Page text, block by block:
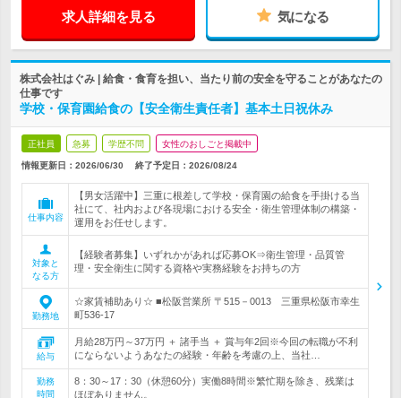
求人詳細を見る 気になる
株式会社はぐみ | 給食・食育を担い、当たり前の安全を守ることがあなたの
仕事です
学校・保育園給食の【安全衛生責任者】基本土日祝休み
正社員 急募 学歴不問 女性のおしごと掲載中
情報更新日：2026/06/30 終了予定日： 2026/08/24
仕事内容
【男女活躍中】三重に根差して学校・保育園の給食を手掛ける当
社にて、社内および各現場における安全・衛生管理体制の構築・
運用をお任せします。
対象と
なる方
【経験者募集】いずれかがあれば応募OK⇒衛生管理・品質管
理・安全衛生に関する資格や実務経験をお持ちの方
勤務地
☆家賃補助あり☆ ■松阪営業所 〒515－0013 三重県松阪市幸生
町536-17
給与
月給28万円～37万円 ＋ 諸手当 ＋ 賞与年2回※今回の転職が不利
にならないようあなたの経験・年齢を考慮の上、当社…
勤務
時間
8：30～17：30（休憩60分）実働8時間※繁忙期を除き、残業は
ほぼありません。